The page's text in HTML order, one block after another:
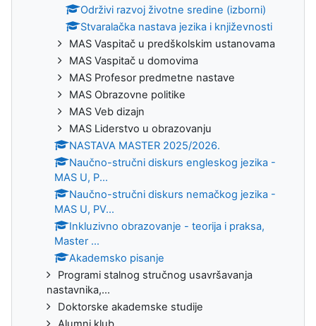
Održivi razvoj životne sredine (izborni)
Stvaralačka nastava jezika i književnosti
MAS Vaspitač u predškolskim ustanovama
MAS Vaspitač u domovima
MAS Profesor predmetne nastave
MAS Obrazovne politike
MAS Veb dizajn
MAS Liderstvo u obrazovanju
NASTAVA MASTER 2025/2026.
Naučno-stručni diskurs engleskog jezika -
MAS U, P...
Naučno-stručni diskurs nemačkog jezika -
MAS U, PV...
Inkluzivno obrazovanje - teorija i praksa,
Master ...
Akademsko pisanje
Programi stalnog stručnog usavršavanja
nastavnika,...
Doktorske akademske studije